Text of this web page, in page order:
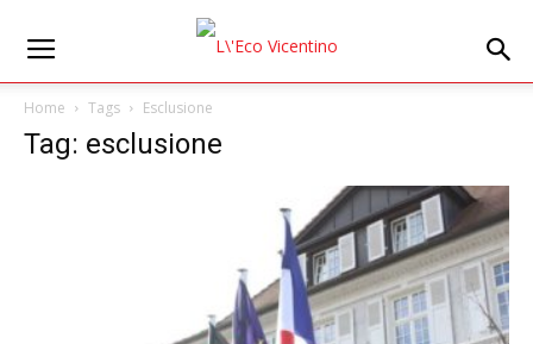
Home Tags Esclusione
Tag: esclusione